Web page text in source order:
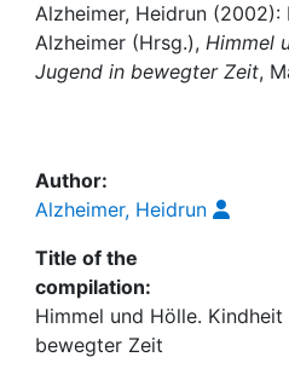
Institutions
My FIS
Help
Alzheimer, Heidrun (2002):
Alzheimer (Hrsg.), Himmel
Jugend in bewegter Zeit,
Author:
Alzheimer, Heidrun
Title of the
compilation:
Himmel und Hölle.
bewegter Zeit